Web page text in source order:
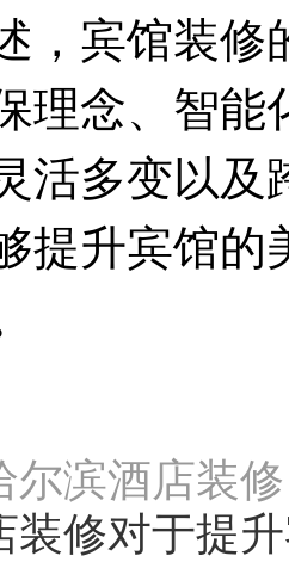
宾馆装修
理念、智能
活多变以及
提升宾馆
尔滨酒店装
装修对于提